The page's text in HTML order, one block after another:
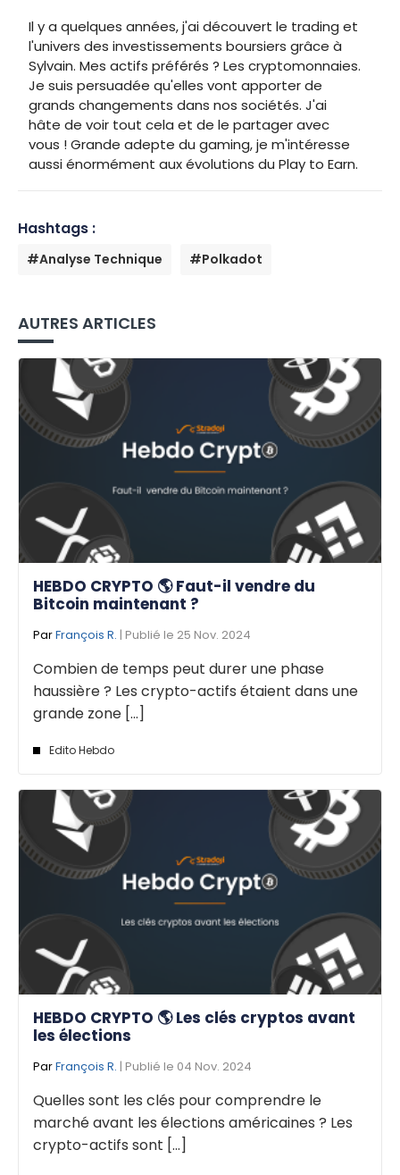
Il y a quelques années, j'ai découvert le trading et
l'univers des investissements boursiers grâce à
Sylvain. Mes actifs préférés ? Les cryptomonnaies.
Je suis persuadée qu'elles vont apporter de
grands changements dans nos sociétés. J'ai
hâte de voir tout cela et de le partager avec
vous ! Grande adepte du gaming, je m'intéresse
aussi énormément aux évolutions du Play to Earn.
Hashtags :
#Analyse Technique #Polkadot
AUTRES ARTICLES
HEBDO CRYPTO 🌎 Faut-il vendre du
Bitcoin maintenant ?
ParFrançois R. | Publié le 25 Nov. 2024
Combien de temps peut durer une phase
haussière ? Les crypto-actifs étaient dans une
grande zone [...]
Edito Hebdo
HEBDO CRYPTO 🌎 Les clés cryptos avant
les élections
ParFrançois R. | Publié le 04 Nov. 2024
Quelles sont les clés pour comprendre le
marché avant les élections américaines ? Les
crypto-actifs sont [...]